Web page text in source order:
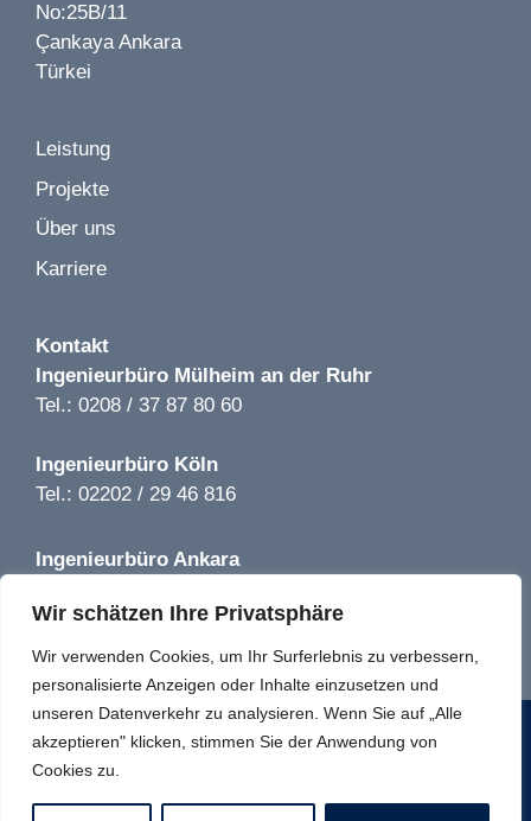
Wir schätzen Ihre Privatsphäre
Wir verwenden Cookies, um Ihr Surferlebnis zu verbessern,
personalisierte Anzeigen oder Inhalte einzusetzen und
unseren Datenverkehr zu analysieren. Wenn Sie auf „Alle
akzeptieren" klicken, stimmen Sie der Anwendung von
Cookies zu.
No:25B/11
Çankaya Ankara
Türkei
Leistung
Projekte
Über uns
Karriere
Kontakt
Ingenieurbüro Mülheim an der Ruhr
Tel.: 0208 / 37 87 80 60
Ingenieurbüro Köln
Tel.: 02202 / 29 46 816
Ingenieurbüro Ankara
info@tga-solutions-plus.de
© 2022 TGA Solutions plus GmbH